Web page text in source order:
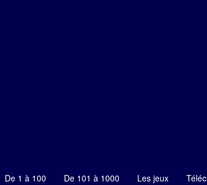
De 1 à 100 De 101 à 1000 Les jeux